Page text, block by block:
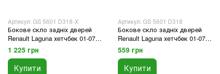
Артикул: GS 5601 D318-X
Бокове скло задніх дверей
Renault Laguna хетчбек 01-07
праве (Sekurit)
1 225 грн
Купити
Артикул: GS 5601 D318
Бокове скло задніх дверей
Renault Laguna хетчбек 01-07
праве (XYG)
559 грн
Купити